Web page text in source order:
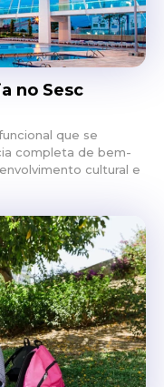
no Sesc
que se
completa de bem-
cultural e